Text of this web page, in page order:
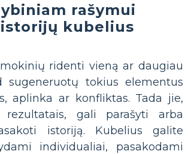
rašymui
kubelius
ridenti vieną ar daugiau
sugeneruotų tokius elementus
aplinka ar konfliktas. Tada jie,
rezultatais, gali parašyti arba
istoriją. Kubelius galite
individualiai, pasakodami